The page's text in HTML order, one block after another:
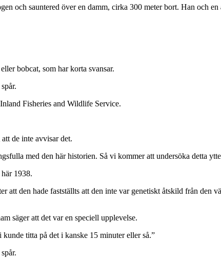
och sauntered över en damm, cirka 300 meter bort. Han och
bobcat, som har korta svansar.
Fisheries and Wildlife Service.
de inte avvisar det.
med den här historien. Så vi kommer att undersöka detta
1938.
att den hade fastställts att den inte var genetiskt åtskild från den
säger att det var en speciell upplevelse.
titta på det i kanske 15 minuter eller så.”